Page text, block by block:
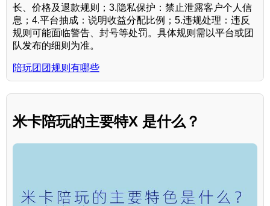
长、价格及退款规则；3.隐私保护：禁止泄露客户个人信
息；4.平台抽成：说明收益分配比例；5.违规处理：违反
规则可能面临警告、封号等处罚。具体规则需以平台或团
队发布的细则为准。
陪玩团团规则有哪些
米卡陪玩的主要特X 是什么？